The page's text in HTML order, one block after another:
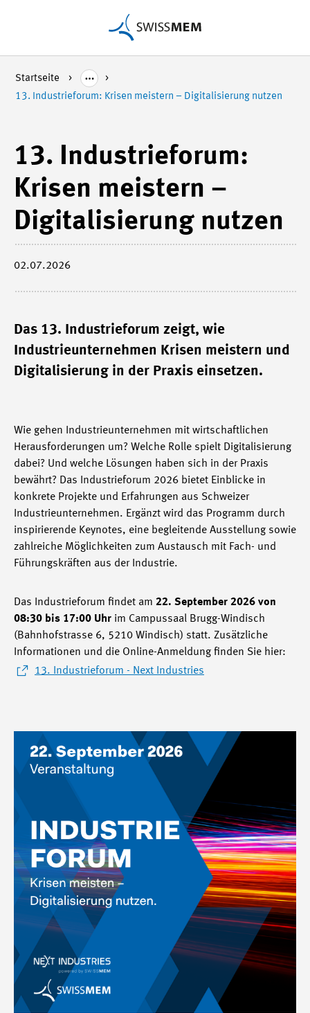
Startseite
13. Industrieforum: Krisen meistern – Digitalisierung nutzen
13. Industrieforum:
Krisen meistern –
Digitalisierung nutzen
02.07.2026
Das 13. Industrieforum zeigt, wie
Industrieunternehmen Krisen meistern und
Digitalisierung in der Praxis einsetzen.
Wie gehen Industrieunternehmen mit wirtschaftlichen
Herausforderungen um? Welche Rolle spielt Digitalisierung
dabei? Und welche Lösungen haben sich in der Praxis
bewährt? Das Industrieforum 2026 bietet Einblicke in
konkrete Projekte und Erfahrungen aus Schweizer
Industrieunternehmen. Ergänzt wird das Programm durch
inspirierende Keynotes, eine begleitende Ausstellung sowie
zahlreiche Möglichkeiten zum Austausch mit Fach- und
Führungskräften aus der Industrie.
Das Industrieforum findet am 22. September 2026 von
08:30 bis 17:00 Uhr im Campussaal Brugg-Windisch
(Bahnhofstrasse 6, 5210 Windisch) statt. Zusätzliche
Informationen und die Online-Anmeldung finden Sie hier:
13. Industrieforum - Next Industries